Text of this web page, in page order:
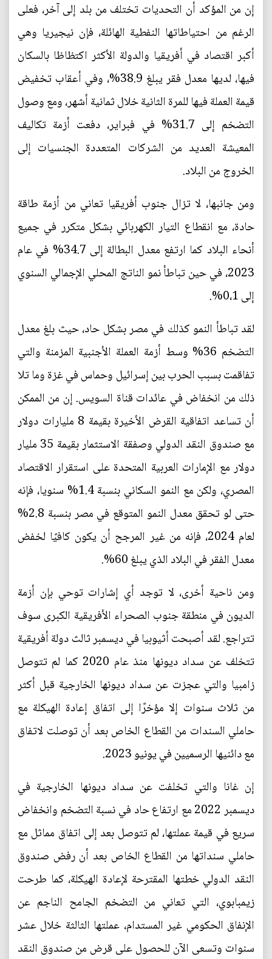
إن من المؤكد أن التحديات تختلف من بلد إلى آخر، فعلى
الرغم من احتياطاتها النفطية الهائلة، فإن نيجيريا وهي
أكبر اقتصاد في أفريقيا والدولة الأكثر اكتظاظا بالسكان
فيها، لديها معدل فقر يبلغ 38.9%، وفي أعقاب تخفيض
قيمة العملة فيها للمرة الثانية خلال ثمانية أشهر، ومع وصول
التضخم إلى 31.7% في فبراير، دفعت أزمة تكاليف
المعيشة العديد من الشركات المتعددة الجنسيات إلى
الخروج من البلاد.
ومن جانبها، لا تزال جنوب أفريقيا تعاني من أزمة طاقة
حادة، مع انقطاع التيار الكهربائي بشكل متكرر في جميع
أنحاء البلاد كما ارتفع معدل البطالة إلى 34.7% في عام
2023، في حين تباطأ نمو الناتج المحلي الإجمالي السنوي
إلى 0،1%.
لقد تباطأ النمو كذلك في مصر بشكل حاد، حيث بلغ معدل
التضخم 36% وسط أزمة العملة الأجنبية المزمنة والتي
تفاقمت بسبب الحرب بين إسرائيل وحماس في غزة وما تلا
ذلك من انخفاض في عائدات قناة السويس. إن من الممكن
أن تساعد اتفاقية القرض الأخيرة بقيمة 8 مليارات دولار
مع صندوق النقد الدولي وصفقة الاستثمار بقيمة 35 مليار
دولار مع الإمارات العربية المتحدة على استقرار الاقتصاد
المصري، ولكن مع النمو السكاني بنسبة 1.4% سنويا، فإنه
حتى لو تحقق معدل النمو المتوقع في مصر بنسبة 2.8%
لعام 2024، فإنه من غير المرجح أن يكون كافيًا لخفض
معدل الفقر في البلاد الذي يبلغ 60%.
ومن ناحية أخرى، لا توجد أي إشارات توحي بإن أزمة
الديون في منطقة جنوب الصحراء الأفريقية الكبرى سوف
تتراجع. لقد أصبحت أثيوبيا في ديسمبر ثالث دولة أفريقية
تتخلف عن سداد ديونها منذ عام 2020 كما لم تتوصل
زامبيا والتي عجزت عن سداد ديونها الخارجية قبل أكثر
من ثلاث سنوات إلا مؤخرًا إلى اتفاق إعادة الهيكلة مع
حاملي السندات من القطاع الخاص بعد أن توصلت لاتفاق
مع دائنيها الرسميين في يونيو 2023.
إن غانا والتي تخلفت عن سداد ديونها الخارجية في
ديسمبر 2022 مع ارتفاع حاد في نسبة التضخم وانخفاض
سريع في قيمة عملتها، لم تتوصل بعد إلى اتفاق مماثل مع
حاملي سنداتها من القطاع الخاص بعد أن رفض صندوق
النقد الدولي خطتها المقترحة لإعادة الهيكلة، كما طرحت
زيمبابوي، التي تعاني من التضخم الجامح الناجم عن
الإنفاق الحكومي غير المستدام، عملتها الثالثة خلال عشر
سنوات وتسعى الآن للحصول على قرض من صندوق النقد